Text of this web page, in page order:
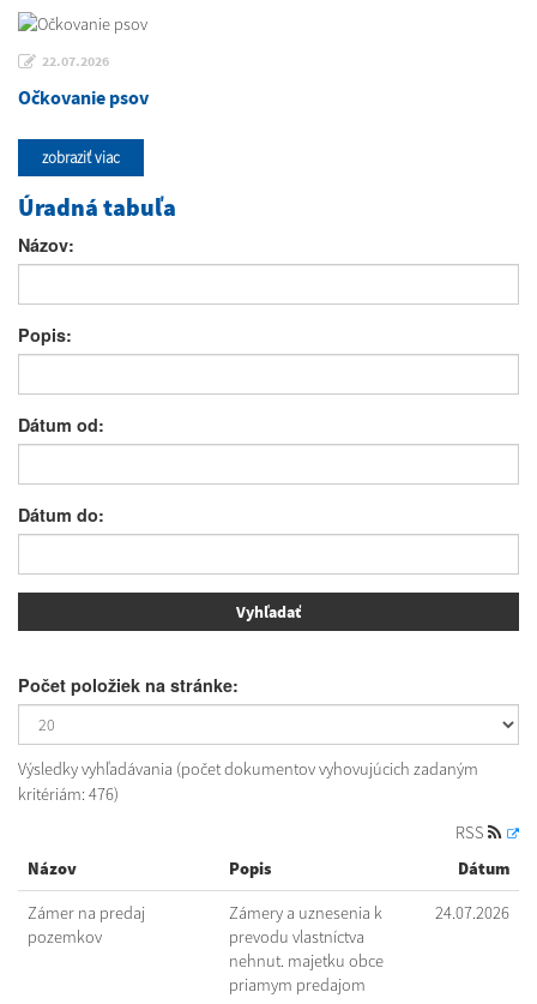
22.07.2026
Očkovanie psov
zobraziť viac
Úradná tabuľa
Názov:
Popis:
Dátum od:
Dátum do:
Počet položiek na stránke:
Výsledky vyhľadávania (počet dokumentov vyhovujúcich zadaným
kritériám: 476)
RSS
Názov
Popis Dátum
Zámer na predaj
pozemkov
Zámery a uznesenia k
prevodu vlastníctva
nehnut. majetku obce
priamym predajom
24.07.2026